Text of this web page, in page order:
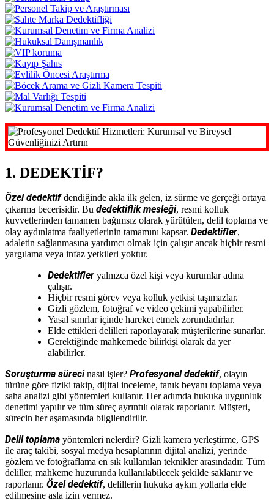
1. DEDEKTİF?
Özel dedektifdendiğinde akla ilk gelen, iz sürme ve gerçeği ortaya
çıkarma becerisidir. Bu dedektiflik mesleği, resmi kolluk
kuvvetlerinden tamamen bağımsız olarak yürütülen, delil toplama ve
olay aydınlatma faaliyetlerinin tamamını kapsar. Dedektifler,
adaletin sağlanmasına yardımcı olmak için çalışır ancak hiçbir resmi
yargılama veya infaz yetkileri yoktur.
Dedektifler yalnızca özel kişi veya kurumlar adına
çalışır.
Hiçbir resmi görev veya kolluk yetkisi taşımazlar.
Gizli gözlem, fotoğraf ve video çekimi yapabilirler.
Yasal sınırlar içinde hareket etmek zorundadırlar.
Elde ettikleri delilleri raporlayarak müşterilerine sunarlar.
Gerektiğinde mahkemede bilirkişi olarak da yer
alabilirler.
Soruşturma sürecinasıl işler? Profesyonel dedektif, olayın
türüne göre fiziki takip, dijital inceleme, tanık beyanı toplama veya
saha analizi gibi yöntemleri kullanır. Her adımda hukuka uygunluk
denetimi yapılır ve tüm süreç ayrıntılı olarak raporlanır. Müşteri,
sürecin her aşamasında bilgilendirilir.
Delil toplama yöntemleri nelerdir? Gizli kamera yerleştirme, GPS
ile araç takibi, sosyal medya hesaplarının dijital analizi, yerinde
gözlem ve fotoğraflama en sık kullanılan teknikler arasındadır. Tüm
deliller, mahkeme huzurunda kullanılabilecek şekilde saklanır ve
raporlanır. Özel dedektif, delillerin hukuka aykırı yollarla elde
edilmesine asla izin vermez.